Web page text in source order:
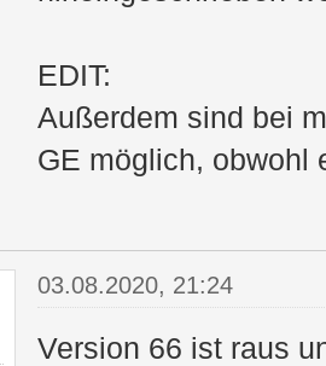
EDIT:
Außerdem sind bei
GE möglich, obwohl
03.08.2020, 21:24
Version 66 ist raus